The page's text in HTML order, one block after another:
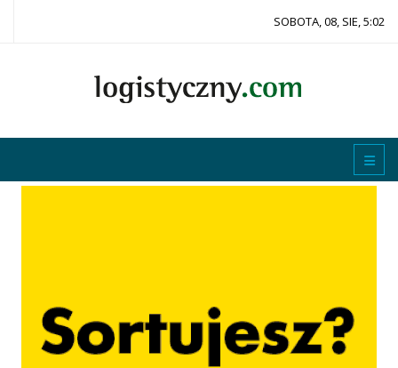
SOBOTA, 08, SIE, 5:02